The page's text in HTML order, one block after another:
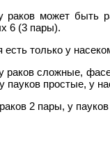
раков может быть
6 (3 пары).
есть только у
раков сложные,
у пауков простые, у
2 пары, у